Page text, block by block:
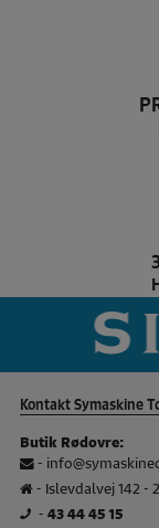
Pfaff Brand slider
Kontakt Symaskine
Butik Rødovre:
-
- Islevdalvej 142 -
- 43 44 45 15